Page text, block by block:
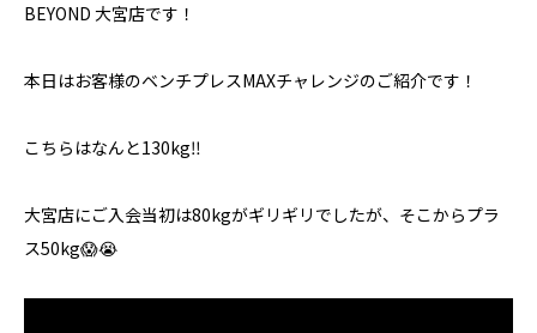
BEYOND 大宮店です！
本日はお客様のベンチプレスMAXチャレンジのご紹介です！
こちらはなんと130kg‼️
大宮店にご入会当初は80kgがギリギリでしたが、そこからプラ
ス50kg😱😭